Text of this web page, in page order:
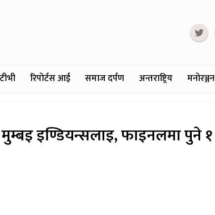
रिपोर्टस आई समाज दर्पण अन्तराष्ट्रिय मनोरञ्जन
इण्डियन्सलाइ, फाइनलमा पुने १